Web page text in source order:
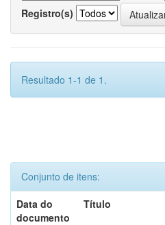
Registro(s)
Resultado 1-1 de 1.
Conjunto de itens:
Data do
documento
Título